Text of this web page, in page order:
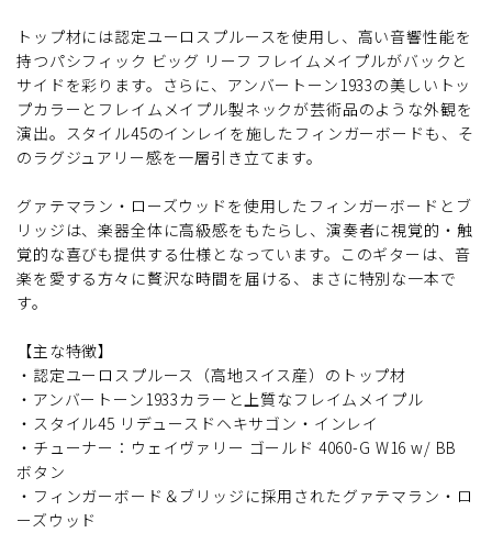
トップ材には認定ユーロスプルースを使用し、高い音響性能を
持つパシフィック ビッグ リーフ フレイムメイプルがバックと
サイドを彩ります。さらに、アンバートーン1933の美しいトッ
プカラーとフレイムメイプル製ネックが芸術品のような外観を
演出。スタイル45のインレイを施したフィンガーボードも、そ
のラグジュアリー感を一層引き立てます。
グァテマラン・ローズウッドを使用したフィンガーボードとブ
リッジは、楽器全体に高級感をもたらし、演奏者に視覚的・触
覚的な喜びも提供する仕様となっています。このギターは、音
楽を愛する方々に贅沢な時間を届ける、まさに特別な一本で
す。
【主な特徴】
・認定ユーロスプルース（高地スイス産）のトップ材
・アンバートーン1933カラーと上質なフレイムメイプル
・スタイル45 リデュースドヘキサゴン・インレイ
・チューナー：ウェイヴァリー ゴールド 4060-G W16 w/ BB
ボタン
・フィンガーボード＆ブリッジに採用されたグァテマラン・ロ
ーズウッド